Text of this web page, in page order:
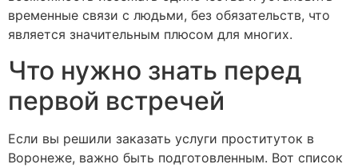
временные связи с людьми, без обязательств, что
является значительным плюсом для многих.
Что нужно знать перед
первой встречей
Если вы решили заказать услуги проституток в
Воронеже, важно быть подготовленным. Вот список